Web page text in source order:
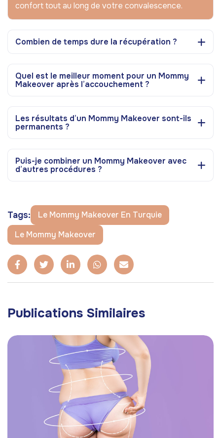
confort tout au long de votre convalescence.
Combien de temps dure la récupération ?
Quel est le meilleur moment pour un Mommy
Makeover après l’accouchement ?
Les résultats d’un Mommy Makeover sont-ils
permanents ?
Puis-je combiner un Mommy Makeover avec
d’autres procédures ?
Tags:
Le Mommy Makeover En Turquie
Le Mommy Makeover
Publications Similaires